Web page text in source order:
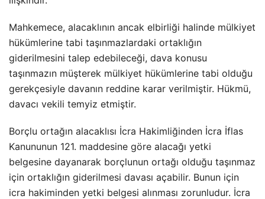
Mahkemece, alacaklının ancak elbirliği halinde mülkiyet
hükümlerine tabi taşınmazlardaki ortaklığın
giderilmesini talep edebileceği, dava konusu
taşınmazın müşterek mülkiyet hükümlerine tabi olduğu
gerekçesiyle davanın reddine karar verilmiştir. Hükmü,
davacı vekili temyiz etmiştir.
Borçlu ortağın alacaklısı İcra Hakimliğinden İcra İflas
Kanununun 121. maddesine göre alacağı yetki
belgesine dayanarak borçlunun ortağı olduğu taşınmaz
için ortaklığın giderilmesi davası açabilir. Bunun için
icra hakiminden yetki belgesi alınması zorunludur. İcra